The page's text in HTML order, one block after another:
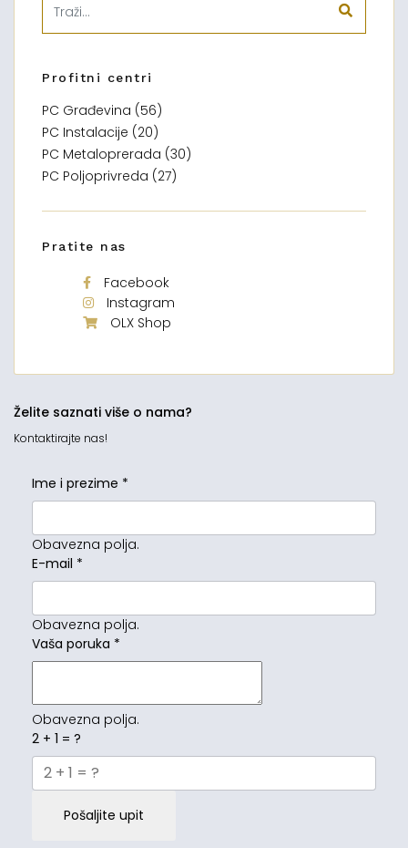
Profitni centri
PC Građevina (56)
PC Instalacije (20)
PC Metaloprerada (30)
PC Poljoprivreda (27)
Pratite nas
Facebook
Instagram
OLX Shop
Želite saznati više o nama?
Kontaktirajte nas!
Ime i prezime *
Obavezna polja.
E-mail *
Obavezna polja.
Vaša poruka *
Obavezna polja.
2 + 1 = ?
Pošaljite upit